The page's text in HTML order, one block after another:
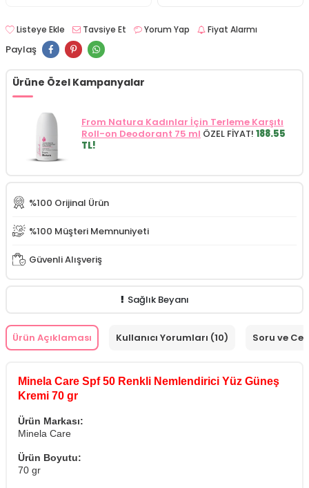
Listeye Ekle Tavsiye Et Yorum Yap Fiyat Alarmı
Paylaş
Ürüne Özel Kampanyalar
From Natura Kadınlar İçin Terleme Karşıtı
Roll-on Deodorant 75 ml ÖZEL FİYAT! 188.55
TL!
%100 Orijinal Ürün
%100 Müşteri Memnuniyeti
Güvenli Alışveriş
Sağlık Beyanı
Ürün Açıklaması Kullanıcı Yorumları (10) Soru ve
Minela Care Spf 50 Renkli Nemlendirici Yüz Güneş
Kremi 70 gr
Ürün Markası:
Minela Care
Ürün Boyutu:
70 gr